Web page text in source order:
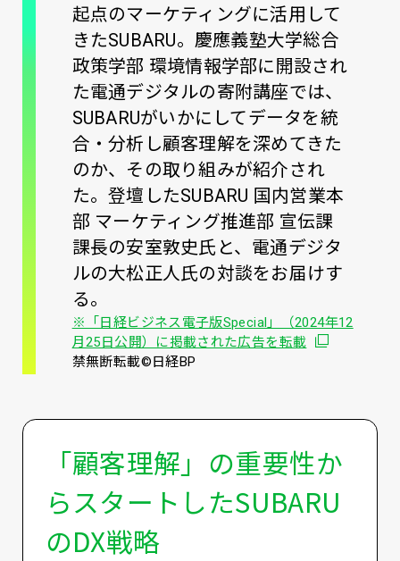
起点のマーケティングに活用して
きたSUBARU。慶應義塾大学総合
政策学部 環境情報学部に開設され
た電通デジタルの寄附講座では、
SUBARUがいかにしてデータを統
合・分析し顧客理解を深めてきた
のか、その取り組みが紹介され
た。登壇したSUBARU 国内営業本
部 マーケティング推進部 宣伝課
課長の安室敦史氏と、電通デジタ
ルの大松正人氏の対談をお届けす
る。
※「日経ビジネス電子版Special」（2024年12
月25日公開）に掲載された広告を転載別ウィンドウ
禁無断転載©日経BP
「顧客理解」の重要性か
らスタートしたSUBARU
のDX戦略